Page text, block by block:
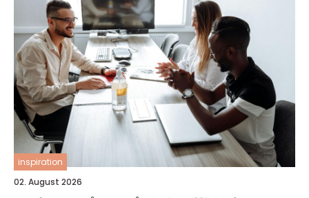
inspiration
02. August 2026